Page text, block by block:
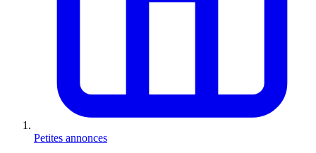
Petites annonces